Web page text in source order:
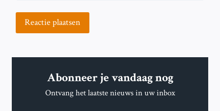
Abonneer je vandaag nog
Ontvang het laatste nieuws in uw inbox